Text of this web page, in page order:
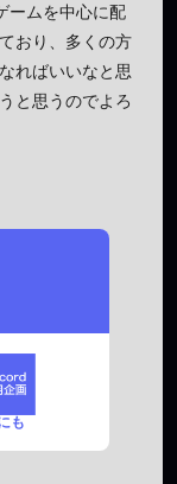
ームを中心に配
おり、多くの方
ればいいなと思
と思うのでよろ
も